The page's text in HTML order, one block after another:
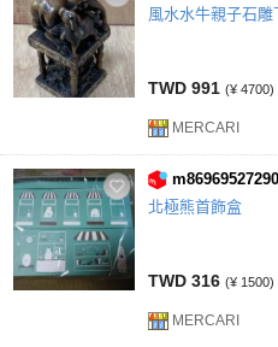
風水水牛親子石雕
TWD 991 (¥ 4700)
MERCARI
m86969527290
北極熊首飾盒
TWD 316 (¥ 1500)
MERCARI